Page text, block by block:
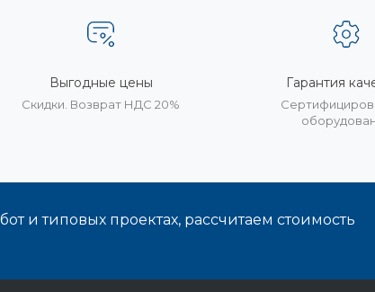
Выгодные цены
Скидки. Возврат НДС 20%
Гарантия
и типовых проектах, рассчитаем стоимость